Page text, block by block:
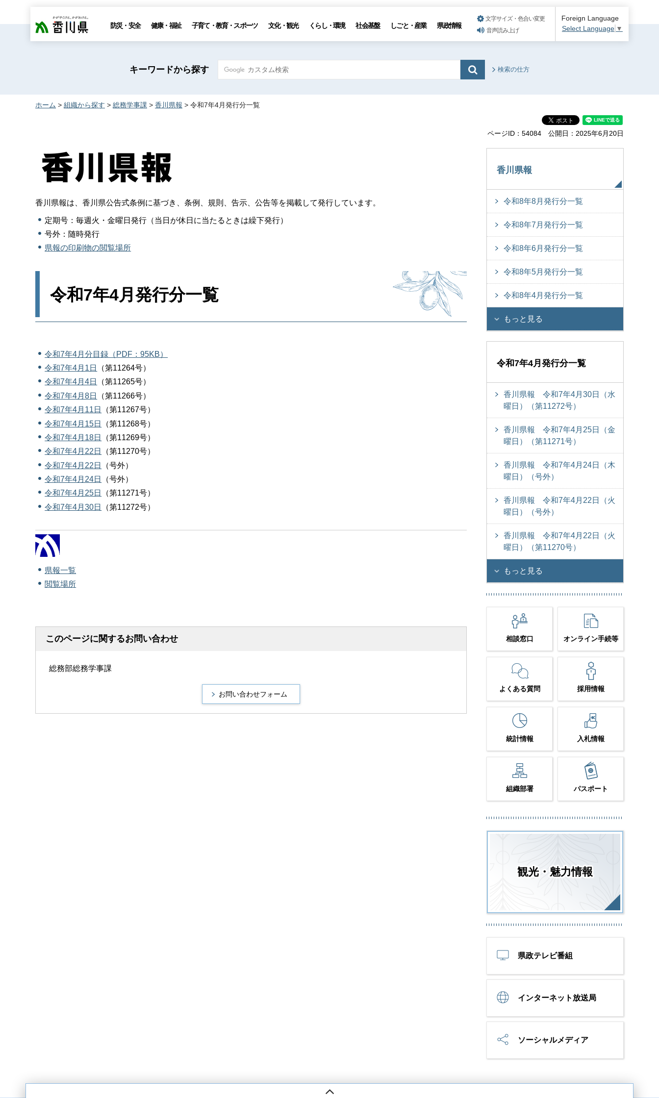
香川県 防災・安全 健康・福祉 子育て・教育・スポーツ 文化・観光 くらし・環境 社会基盤 しごと・産業 県政情報
文字サイズ・色合い変更
音声読み上げ
Foreign Language
Select Language ▼
キーワードから探す 検索の仕方
ホーム > 組織から探す > 総務学事課 > 香川県報 > 令和7年4月発行分一覧
ページID：54084 公開日：2025年6月20日
香川県報は、香川県公告式条例に基づき、条例、規則、告示、公告等を掲載して発行しています。
定期号：毎週火・金曜日発行（当日が休日に当たるときは繰下発行）
号外：随時発行
県報の印刷物の閲覧場所
令和7年4月発行分一覧
令和7年4月分目録（PDF：95KB）
令和7年4月1日
（第11264号）
令和7年4月4日
（第11265号）
令和7年4月8日
（第11266号）
令和7年4月11日
（第11267号）
令和7年4月15日
（第11268号）
令和7年4月18日
（第11269号）
令和7年4月22日
（第11270号）
令和7年4月22日
（号外）
令和7年4月24日
（号外）
令和7年4月25日
（第11271号）
令和7年4月30日
（第11272号）
県報一覧
閲覧場所
このページに関するお問い合わせ
総務部総務学事課
香川県報
令和8年8月発行分一覧
令和8年7月発行分一覧
令和8年6月発行分一覧
令和8年5月発行分一覧
令和8年4月発行分一覧
もっと見る
令和7年4月発行分一覧
香川県報 令和7年4月30日（水
曜日）（第11272号）
香川県報 令和7年4月25日（金
曜日）（第11271号）
香川県報 令和7年4月24日（木
曜日）（号外）
香川県報 令和7年4月22日（火
曜日）（号外）
香川県報 令和7年4月22日（火
曜日）（第11270号）
もっと見る
相談窓口 オンライン手続等
よくある質問 採用情報
統計情報 入札情報
組織部署 パスポート
観光・魅力情報
県政テレビ番組
インターネット放送局
ソーシャルメディア